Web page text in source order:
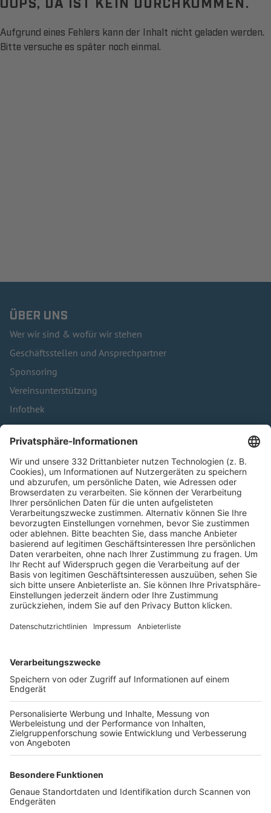
Aufgrund eines Fehlers kann der Inhalt nicht geladen werden.
Bitte versuche es später noch einmal.
ÜBER UNS
Wer wir sind & wofür wir stehen
Geschäftsstellen und Ansprechpartner
Sponsoring
Vereinsunterstützung
Infothek
Kontakt
HÄUFIG BESUCHTE SEITEN
Pässe und Vereinswechsel
Trainerausbildung
Schulungsangebot Vereinsmitarbeiter
BFV-Geschäftsstellen
Trainerbörse
Login SpielPlus
FOLGE DEM BFV
TOP-VEREINE
TOP-PARTNER